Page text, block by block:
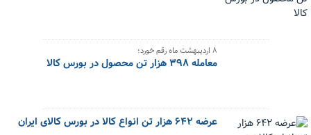
۸ اردیبهشت ماه رقم خورد؛
معامله ۳۹۸ هزار تن محصول در بورس کالا
عرضه ۶۴۲ هزار تن انواع کالا در بورس کالای ایران